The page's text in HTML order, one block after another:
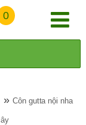
0
»Côn gutta nội nha